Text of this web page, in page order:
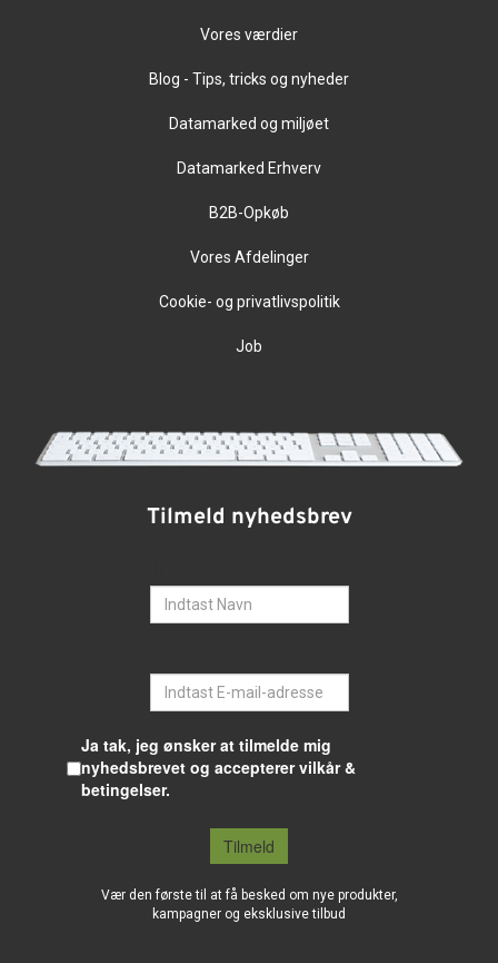
Vores værdier
Blog - Tips, tricks og nyheder
Datamarked og miljøet
Datamarked Erhverv
B2B-Opkøb
Vores Afdelinger
Cookie- og privatlivspolitik
Job
Tilmeld nyhedsbrev
Ja tak, jeg ønsker at tilmelde mig
nyhedsbrevet og accepterer vilkår &
betingelser.
Tilmeld
Vær den første til at få besked om nye produkter,
kampagner og eksklusive tilbud